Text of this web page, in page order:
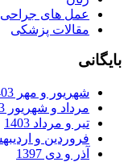
عمل های جراحی
مقالات پزشکی
بایگانی
شهریور و مهر 1403
مرداد و شهریور 1403
تیر و مرداد 1403
فروردین و اردیبهشت
آذر و دی 1397